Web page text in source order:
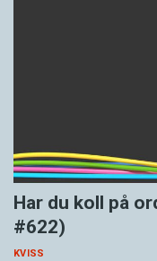
Har du koll på
#622)
KVISS